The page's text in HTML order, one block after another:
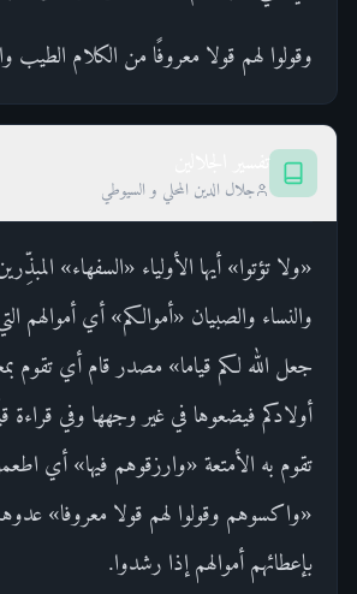
وقولوا لهم قولا معروفًا من الكلام الطيب
جلال الدين المحلي و السيوطي
«ولا تؤتوا» أيها الأولياء «السفهاء»
والنساء والصبيان «أموالكم» أي أموالهم
جعل الله لكم قياما» مصدر قام أي تقوم
أولادكم فيضعوها في غير وجهها وفي قراءة
تقوم به الأمتعة «وارزقوهم فيها» أي
«واكسوهم وقولوا لهم قولا معروفا»
بإعطائهم أموالهم إذا رشدوا.